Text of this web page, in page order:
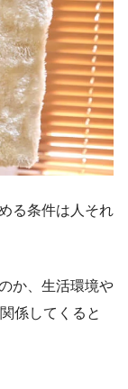
る条件は人それ
か、生活環境や
係してくると